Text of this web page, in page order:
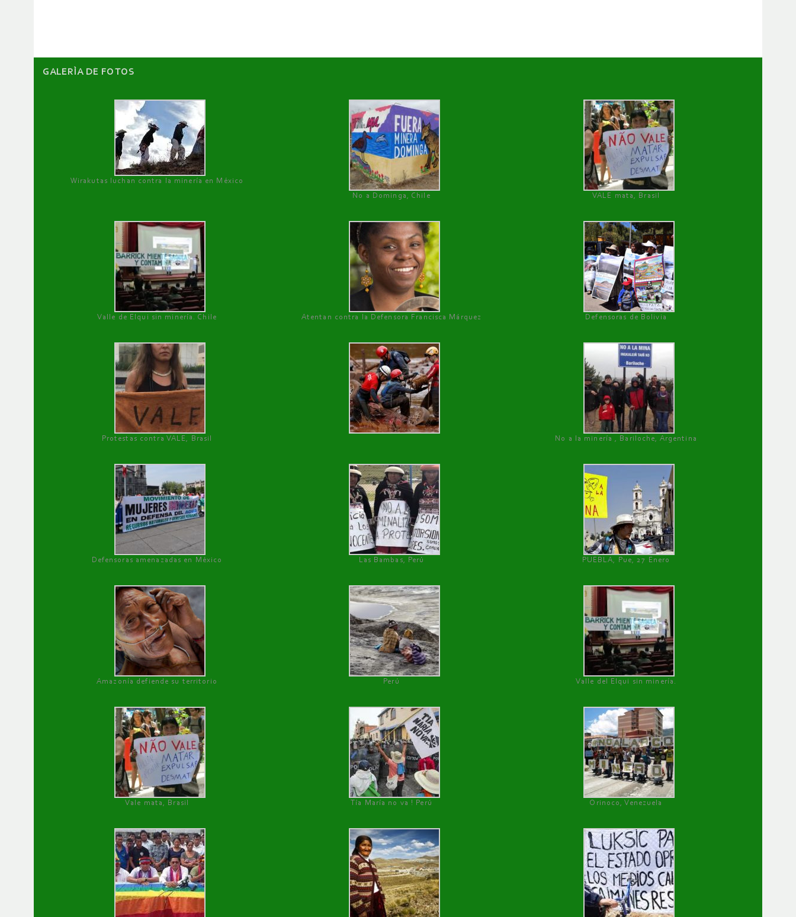
GALERÌA DE FOTOS
Wirakutas luchan contra la minería en México
No a Dominga, Chile
VALE mata, Brasil
Valle de Elqui sin minería. Chile Atentan contra la Defensora Francisca Márquez Defensoras de Bolivia
Protestas contra VALE, Brasil No a la minería , Bariloche, Argentina
Defensoras amenazadas en México Las Bambas, Perú PUEBLA, Pue, 27 Enero
Amazonía defiende su territorio Perú Valle del Elqui sin minería.
Vale mata, Brasil Tía María no va ! Perú Orinoco, Venezuela